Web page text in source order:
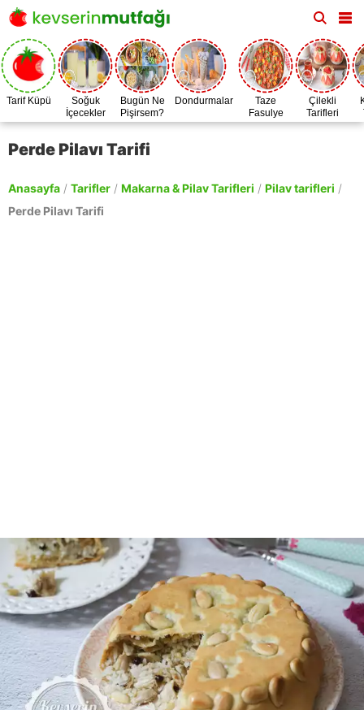
Tarif Küpü
Soğuk
İçecekler
Bugün Ne
Pişirsem?
Dondurmalar
Taze
Fasulye
Zamanı
Çilekli
Tarifleri
Perde Pilavı Tarifi
Anasayfa / Tarifler / Makarna & Pilav Tarifleri / Pilav tarifleri /
Perde Pilavı Tarifi